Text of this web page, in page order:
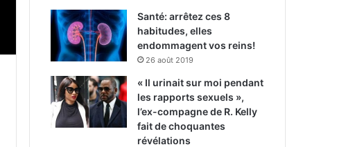
Santé: arrêtez ces 8
habitudes, elles
endommagent vos reins!
26 août 2019
« Il urinait sur moi pendant
les rapports sexuels »,
l’ex-compagne de R. Kelly
fait de choquantes
révélations